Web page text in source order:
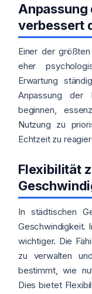
Anpassung
verbessert
Einer der
eher
Erwartung
Anpassung der
beginnen,
Nutzung zu
Echtzeit zu
Flexibilität
In städtischen
Geschwindigkeit.
wichtiger. Die
zu verwalten
bestimmt, wie
Dies bietet